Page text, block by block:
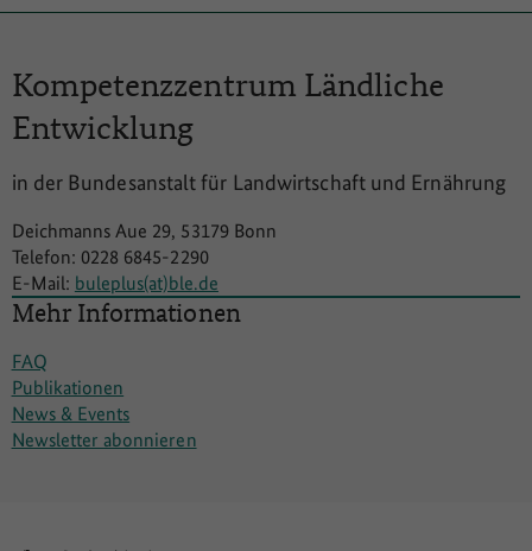
Kompetenzzentrum Ländliche
Entwicklung
in der Bundesanstalt für Landwirtschaft und Ernährung
Deichmanns Aue 29, 53179 Bonn
Telefon: 0228 6845-2290
E-Mail: buleplus(at)ble.de
Mehr Informationen
FAQ
Publikationen
News & Events
Newsletter abonnieren